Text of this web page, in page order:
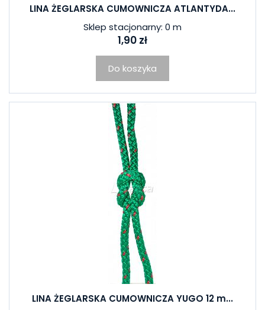
LINA ŻEGLARSKA CUMOWNICZA ATLANTYDA...
Sklep stacjonarny: 0 m
1,90 zł
Do koszyka
LINA ŻEGLARSKA CUMOWNICZA YUGO 12 m...